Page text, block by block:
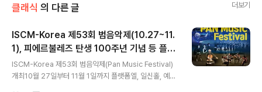
클래식 의 다른 글 더보기
ISCM-Korea 제53회 범음악제(10.27~11.
1), 피에르불레즈 탄생 100주년 기념 등 플랫
폼엘, 일신홀, 예술의전당 리사이틀홀 개최
ISCM-Korea 제53회 범음악제(Pan Music Festival)
개최10월 27일부터 11월 1일까지 플랫폼엘, 일신홀, 예술